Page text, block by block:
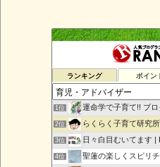
ランキング ポイン
1位 運命学で子育て!! ブロ
2位 らくらく子育て研究所
3位 日々白目むいてます |
4位 聖蓮の楽しくスピリチュ